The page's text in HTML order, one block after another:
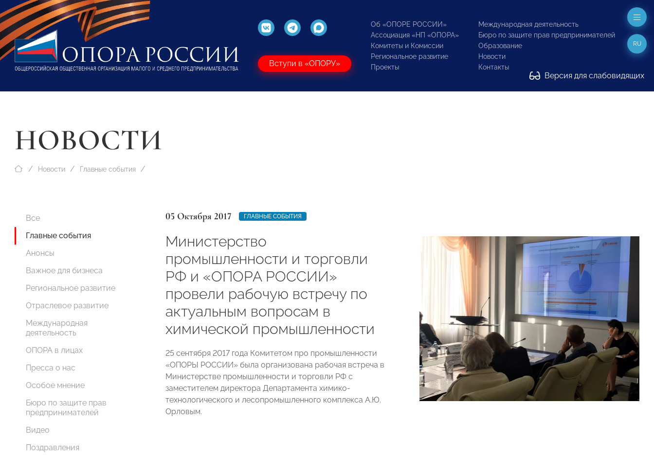
Вступи в «ОПОРУ»
Об «ОПОРЕ РОССИИ»
Ассоциация «НП «ОПОРА»
Комитеты и Комиссии
Региональное развитие
Проекты
Международная деятельность
Бюро по защите прав предпринимателей
Образование
Новости
Контакты
Версия для слабовидящих
RU
НОВОСТИ
Новости Главные события
Все
Главные события
Анонсы
Важное для бизнеса
Региональное развитие
Отраслевое развитие
Международная
деятельность
ОПОРА в лицах
Пресса о нас
Особое мнение
Бюро по защите прав
предпринимателей
Видео
Поздравления
05 Октября 2017 ГЛАВНЫЕ СОБЫТИЯ
Министерство
промышленности и торговли
РФ и «ОПОРА РОССИИ»
провели рабочую встречу по
актуальным вопросам в
химической промышленности
25 сентября 2017 года Комитетом про промышленности
«ОПОРЫ РОССИИ» была организована рабочая встреча в
Министерстве промышленности и торговли РФ с
заместителем директора Департамента химико-
технологического и лесопромышленного комплекса А.Ю.
Орловым.